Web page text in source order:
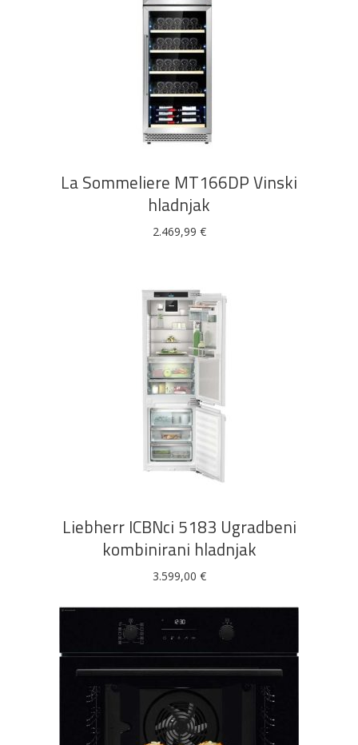
DODAJ U KOŠARICU
La Sommeliere MT166DP Vinski
hladnjak
2.469,99 €
DODAJ U KOŠARICU
Liebherr ICBNci 5183 Ugradbeni
kombinirani hladnjak
3.599,00 €